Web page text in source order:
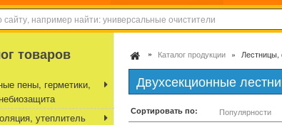
Каталог продукции
Двухсекционные
Сортировать по: Популярности
товаров
пены, герметики,
утеплитель